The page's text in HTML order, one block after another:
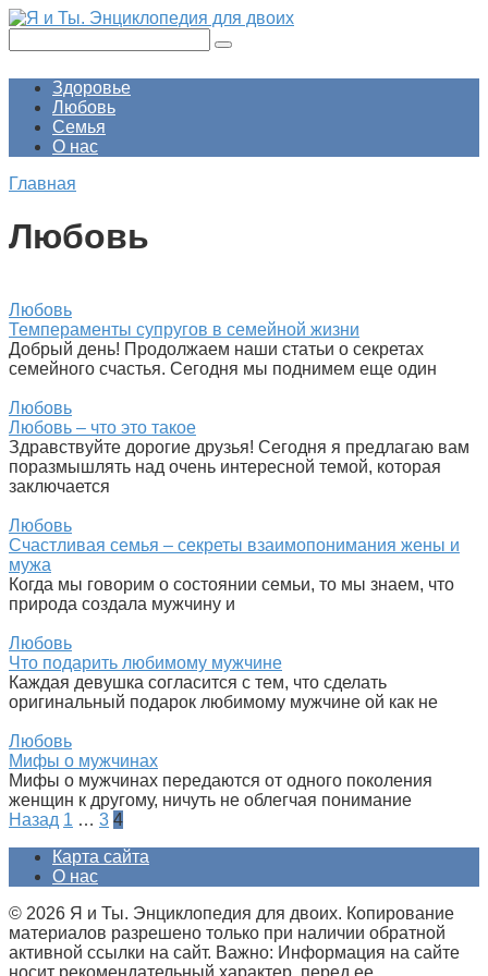
Перейти
контенту
Здоровье
Любовь
Семья
О нас
Главная
Любовь
Любовь
Темпераменты супругов в семейной жизни
Добрый день! Продолжаем наши статьи о секретах
семейного счастья. Сегодня мы поднимем еще один
Любовь
Любовь – что это такое
Здравствуйте дорогие друзья! Сегодня я предлагаю вам
поразмышлять над очень интересной темой, которая
заключается
Любовь
Счастливая семья – секреты взаимопонимания жены и
мужа
Когда мы говорим о состоянии семьи, то мы знаем, что
природа создала мужчину и
Любовь
Что подарить любимому мужчине
Каждая девушка согласится с тем, что сделать
оригинальный подарок любимому мужчине ой как не
Любовь
Мифы о мужчинах
Мифы о мужчинах передаются от одного поколения
женщин к другому, ничуть не облегчая понимание
Пагинация
Назад 1 … 3 4
Карта сайта
О нас
© 2026 Я и Ты. Энциклопедия для двоих. Копирование
материалов разрешено только при наличии обратной
активной ссылки на сайт. Важно: Информация на сайте
носит рекомендательный характер, перед ее